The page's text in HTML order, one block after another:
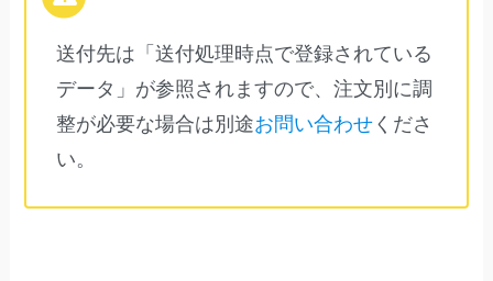
送付先は「送付処理時点で登録されている
データ」が参照されますので、注文別に調
整が必要な場合は別途お問い合わせ くださ
い。